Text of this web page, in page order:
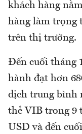
khách hàng
hàng làm trọng
trên thị trường.
Đến cuối tháng
hành đạt hơn
dịch trung bình
thẻ VIB trong 9
USD và đến